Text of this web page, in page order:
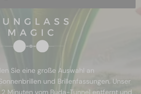
Sie eine große Auswahl an
und Brillenfassungen. Unser
Minuten vom Buda-Tunnel entfernt und